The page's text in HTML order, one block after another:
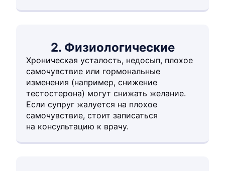
2. Физиологические
Хроническая усталость, недосып, плохое
самочувствие или гормональные
изменения (например, снижение
тестостерона) могут снижать желание.
Если супруг жалуется на плохое
самочувствие, стоит записаться
на консультацию к врачу.